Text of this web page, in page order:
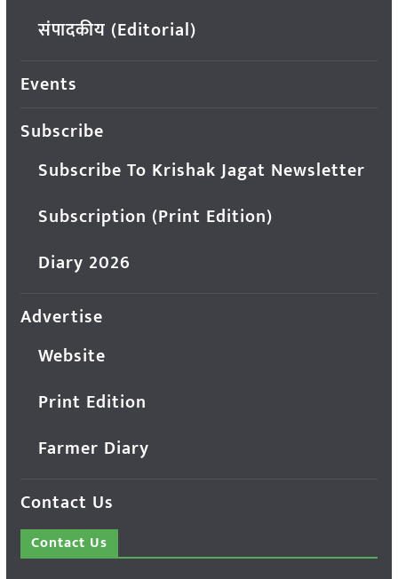
संपादकीय (Editorial)
Events
Subscribe
Subscribe To Krishak Jagat Newsletter
Subscription (Print Edition)
Diary 2026
Advertise
Website
Print Edition
Farmer Diary
Contact Us
Contact Us